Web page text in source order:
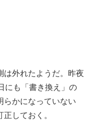
は外れたようだ。昨夜
にも「書き換え」の
らかになっていない
しておく。